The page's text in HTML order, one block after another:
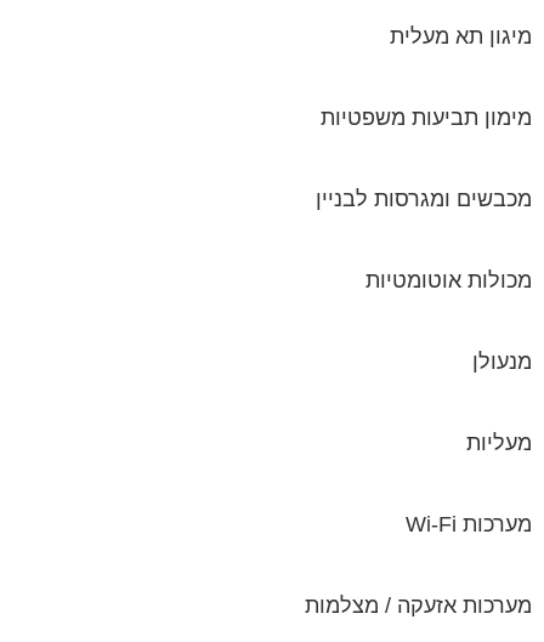
מיגון תא מעלית
מימון תביעות משפטיות
מכבשים ומגרסות לבניין
מכולות אוטומטיות
מנעולן
מעליות
מערכות Wi-Fi
מערכות אזעקה / מצלמות